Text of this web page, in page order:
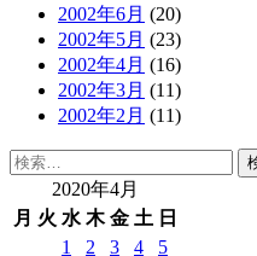
2002年6月 (20)
2002年5月 (23)
2002年4月 (16)
2002年3月 (11)
2002年2月 (11)
検
2020年4月
月 火 水 木 金 土 日
1
2 3 4
5